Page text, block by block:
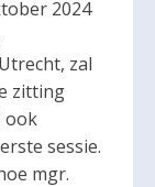
2024
zal
zitting
ook
sessie.
mgr.